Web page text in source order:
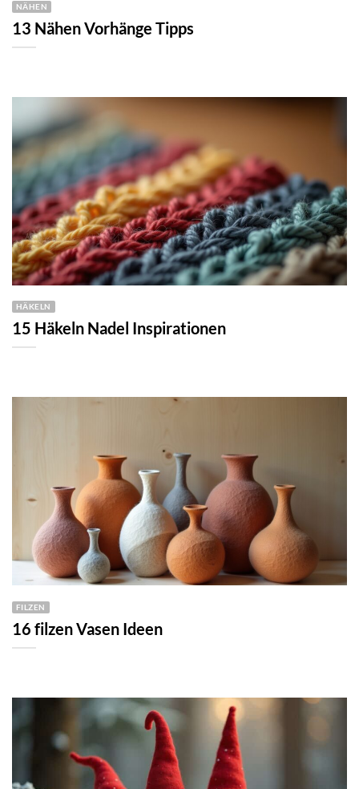
NÄHEN
13 Nähen Vorhänge Tipps
HÄKELN
15 Häkeln Nadel Inspirationen
FILZEN
16 filzen Vasen Ideen